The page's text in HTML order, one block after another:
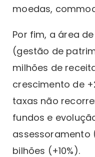
moedas,
Por fim, a área de
(gestão de
milhões de
crescimento de
taxas não
fundos e
assessoramento
bilhões (+10%).